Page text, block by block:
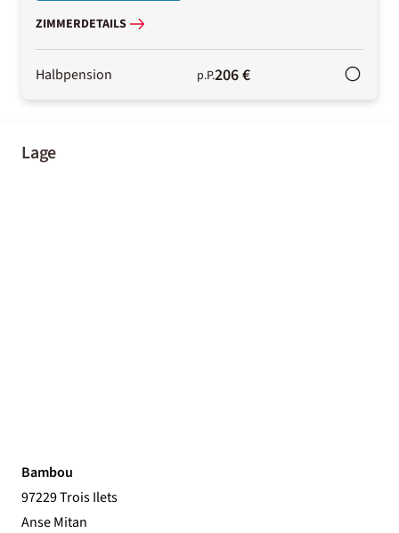
ZIMMERDETAILS
Halbpension p.P.206 €
Lage
Bambou
97229 Trois Ilets
Anse Mitan